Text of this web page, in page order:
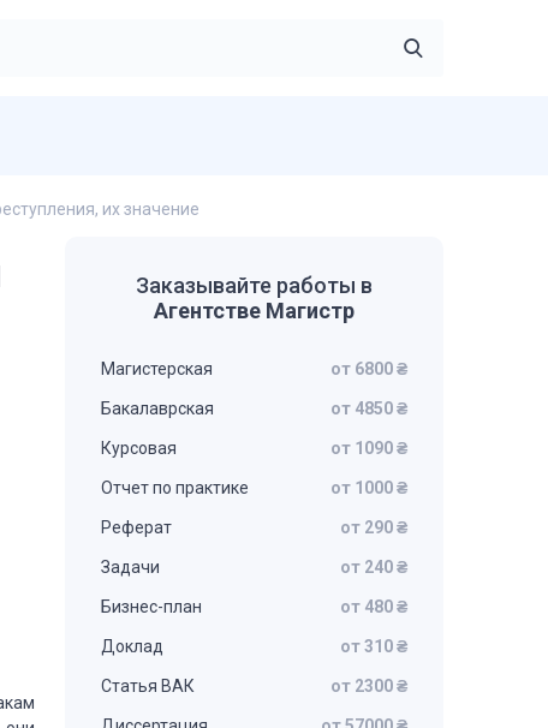
их значение
Заказывайте работы в
Агентстве Магистр
Магистерская от 6800 ₴
Бакалаврская от 4850 ₴
Курсовая от 1090 ₴
Отчет по практике от 1000 ₴
Реферат от 290 ₴
Задачи от 240 ₴
Бизнес-план от 480 ₴
Доклад от 310 ₴
Статья ВАК от 2300 ₴